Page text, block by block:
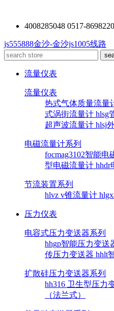
4008285048 0517-
js555888金沙-金沙js1005线路
流量仪表
流量仪表
热式气体质量流量
式涡街流量计 hlsg
超声波流量计 hlsj
电磁流量计系列
focmag3102智能电
型电磁流量计 hhdr
节流装置系列
hlvz v锥流量计
压力仪表
电容式压力变送器系列
hhgp智能压力变送
传压力变送器 hhlt
扩散硅压力变送器系列
hh316 卫生型压力
（法兰式）